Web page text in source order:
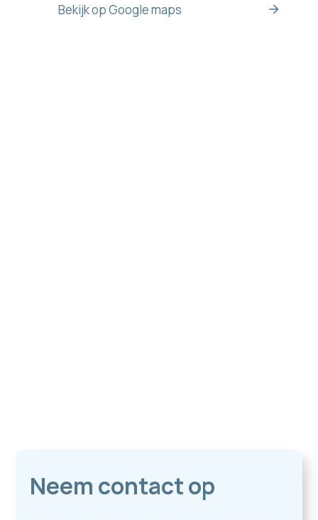
Bekijk op Google maps
Neem contact op